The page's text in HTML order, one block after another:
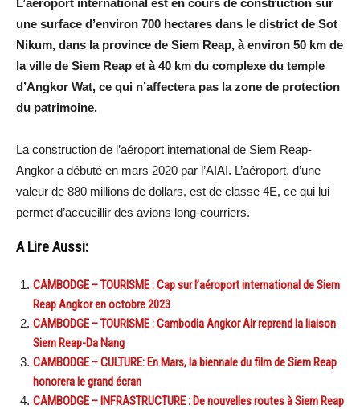
L’aéroport international est en cours de construction sur
une surface d’environ 700 hectares dans le district de Sot
Nikum, dans la province de Siem Reap, à environ 50 km de
la ville de Siem Reap et à 40 km du complexe du temple
d’Angkor Wat, ce qui n’affectera pas la zone de protection
du patrimoine.
La construction de l’aéroport international de Siem Reap-
Angkor a débuté en mars 2020 par l’AIAI. L’aéroport, d’une
valeur de 880 millions de dollars, est de classe 4E, ce qui lui
permet d’accueillir des avions long-courriers.
A Lire Aussi:
CAMBODGE – TOURISME : Cap sur l’aéroport international de Siem
Reap Angkor en octobre 2023
CAMBODGE – TOURISME : Cambodia Angkor Air reprend la liaison
Siem Reap-Da Nang
CAMBODGE – CULTURE: En Mars, la biennale du film de Siem Reap
honorera le grand écran
CAMBODGE – INFRASTRUCTURE : De nouvelles routes à Siem Reap